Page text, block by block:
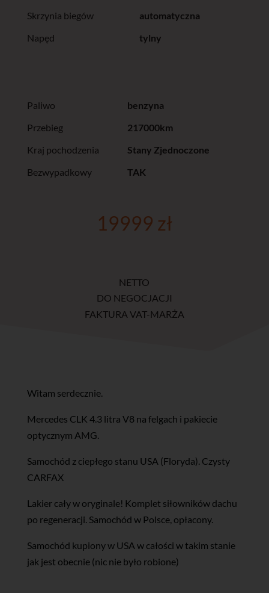
Skrzynia biegów
automatyczna
Napęd
tylny
Paliwo
benzyna
Przebieg
217000km
Kraj pochodzenia
Stany Zjednoczone
Bezwypadkowy
TAK
19999 zł
NETTO
DO NEGOCJACJI
FAKTURA VAT-MARŻA
Witam serdecznie.
Mercedes CLK 4.3 litra V8 na felgach i pakiecie
optycznym AMG.
Samochód z ciepłego stanu USA (Floryda). Czysty
CARFAX
Lakier cały w oryginale! Komplet siłowników dachu
po regeneracji. Samochód w Polsce, opłacony.
Samochód kupiony w USA w całości w takim stanie
jak jest obecnie (nic nie było robione)